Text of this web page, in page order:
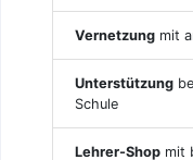
Vernetzung mit
Unterstützung
Schule
Lehrer-Shop mit